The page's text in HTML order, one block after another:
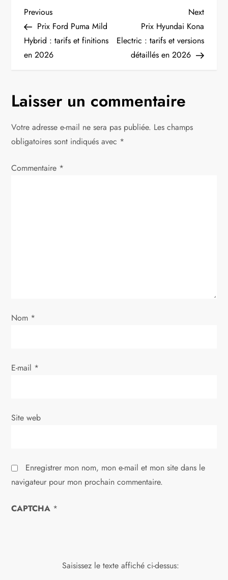
N
a
v
g
a
t
’
r
i
l
e
Previous
Post
Previous
Prix Ford Puma Mild
Hybrid : tarifs et finitions
en 2026
Next
Post
Next
Prix Hyundai Kona
Electric : tarifs et versions
détaillés en 2026
Laisser un commentaire
Votre adresse e-mail ne sera pas publiée. Les champs
obligatoires sont indiqués avec *
Commentaire *
Nom *
E-mail *
Site web
Enregistrer mon nom, mon e-mail et mon site dans le
navigateur pour mon prochain commentaire.
CAPTCHA *
Saisissez le texte affiché ci-dessus: